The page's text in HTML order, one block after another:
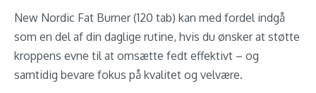
New Nordic Fat Burner (120 tab) kan med fordel indgå
som en del af din daglige rutine, hvis du ønsker at støtte
kroppens evne til at omsætte fedt effektivt – og
samtidig bevare fokus på kvalitet og velvære.